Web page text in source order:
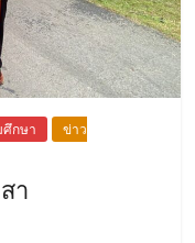
ศึกษา
ข่าว
า